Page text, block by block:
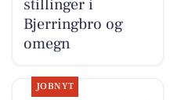
stillinger i
Bjerringbro og
omegn
JOBNYT